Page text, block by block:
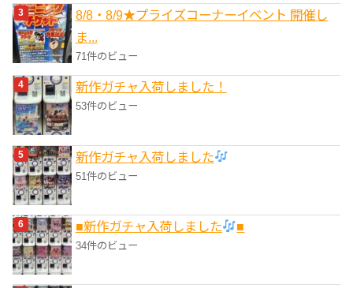
8/8・8/9★プライズコーナーイベント 開催し
ま...
71件のビュー
新作ガチャ入荷しました！
53件のビュー
新作ガチャ入荷しました
51件のビュー
■新作ガチャ入荷しました ■
34件のビュー